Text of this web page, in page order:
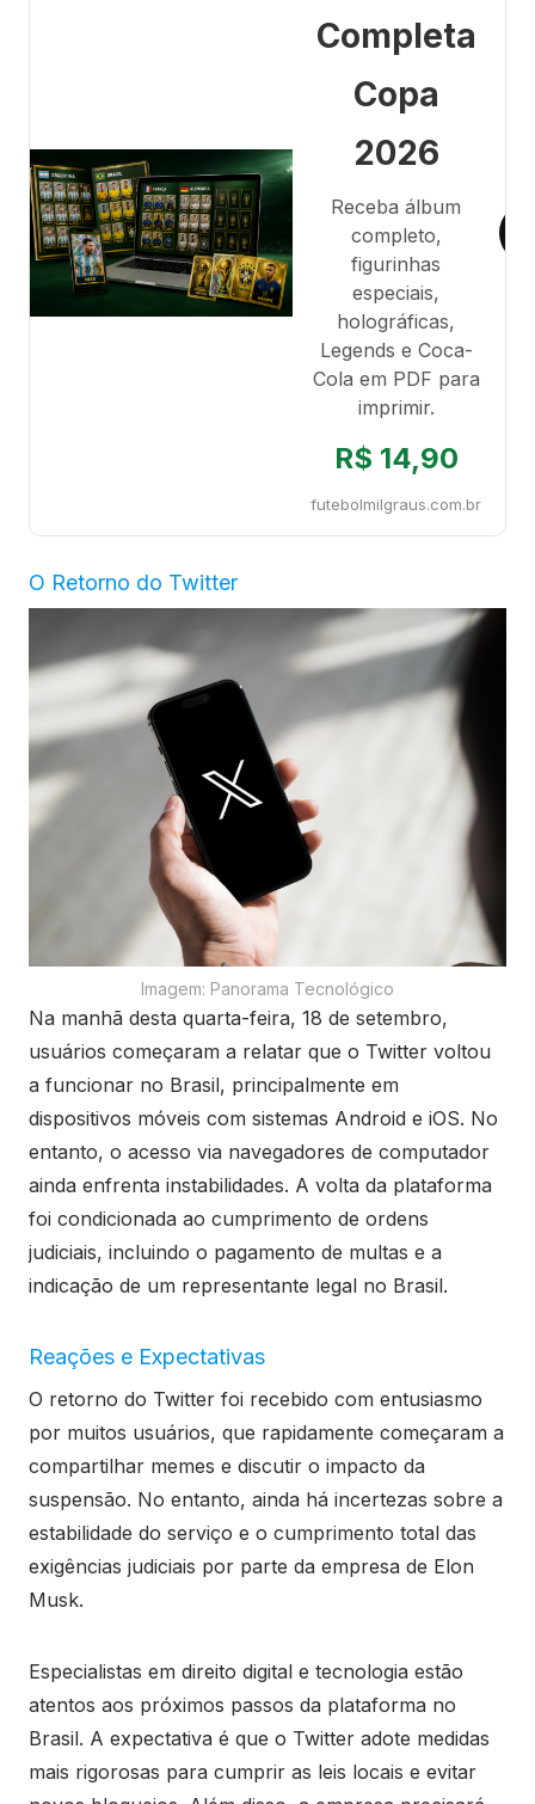
Completa
Copa
2026
Receba álbum
completo,
figurinhas
especiais,
holográficas,
Legends e Coca-
Cola em PDF para
imprimir.
R$ 14,90
futebolmilgraus.com.br
O Retorno do Twitter
Imagem: Panorama Tecnológico
Na manhã desta quarta-feira, 18 de setembro,
usuários começaram a relatar que o Twitter voltou
a funcionar no Brasil, principalmente em
dispositivos móveis com sistemas Android e iOS. No
entanto, o acesso via navegadores de computador
ainda enfrenta instabilidades. A volta da plataforma
foi condicionada ao cumprimento de ordens
judiciais, incluindo o pagamento de multas e a
indicação de um representante legal no Brasil.
Reações e Expectativas
O retorno do Twitter foi recebido com entusiasmo
por muitos usuários, que rapidamente começaram a
compartilhar memes e discutir o impacto da
suspensão. No entanto, ainda há incertezas sobre a
estabilidade do serviço e o cumprimento total das
exigências judiciais por parte da empresa de Elon
Musk.
Especialistas em direito digital e tecnologia estão
atentos aos próximos passos da plataforma no
Brasil. A expectativa é que o Twitter adote medidas
mais rigorosas para cumprir as leis locais e evitar